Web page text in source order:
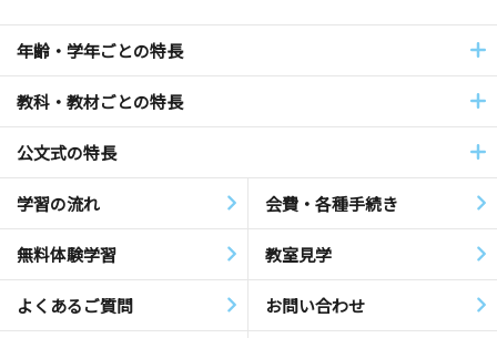
年齢・学年ごとの特長
教科・教材ごとの特長
公文式の特長
学習の流れ 会費・各種手続き
無料体験学習 教室見学
よくあるご質問 お問い合わせ